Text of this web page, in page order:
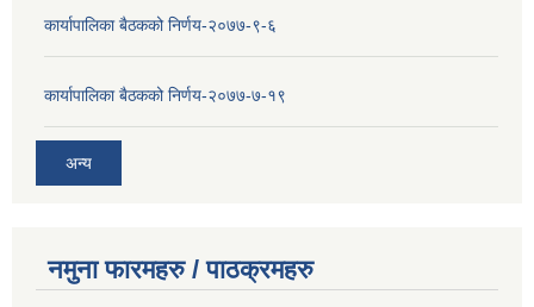
कार्यापालिका बैठकको निर्णय-२०७७-९-६
कार्यापालिका बैठकको निर्णय-२०७७-७-१९
अन्य
नमुना फारमहरु / पाठक्रमहरु